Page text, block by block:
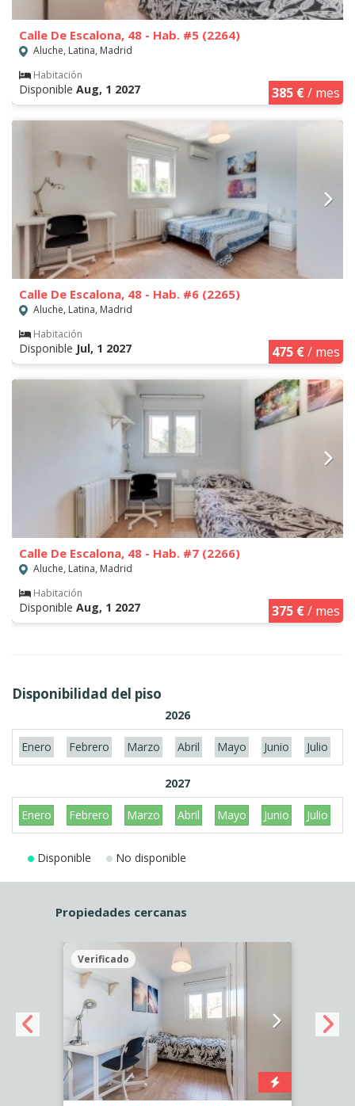
Calle De Escalona, 48 - Hab. #5 (2264)
Aluche, Latina, Madrid
Habitación
Disponible Aug, 1 2027 385 €/ mes
Calle De Escalona, 48 - Hab. #6 (2265)
Aluche, Latina, Madrid
Habitación
Disponible Jul, 1 2027 475 €/ mes
Calle De Escalona, 48 - Hab. #7 (2266)
Aluche, Latina, Madrid
Habitación
Disponible Aug, 1 2027 375 €/ mes
Disponibilidad del piso
2026
Enero Febrero Marzo Abril Mayo Junio Julio
2027
Enero Febrero Marzo Abril Mayo Junio Julio
Disponible No disponible
Propiedades cercanas
Verificado